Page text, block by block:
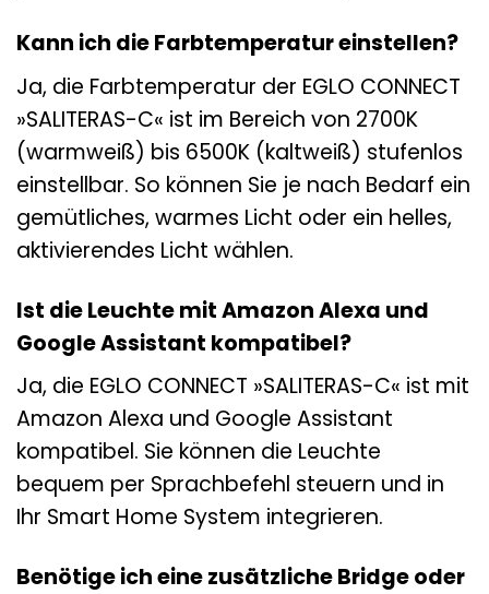
Kann ich die Farbtemperatur einstellen?
Ja, die Farbtemperatur der EGLO CONNECT
»SALITERAS-C« ist im Bereich von 2700K
(warmweiß) bis 6500K (kaltweiß) stufenlos
einstellbar. So können Sie je nach Bedarf ein
gemütliches, warmes Licht oder ein helles,
aktivierendes Licht wählen.
Ist die Leuchte mit Amazon Alexa und
Google Assistant kompatibel?
Ja, die EGLO CONNECT »SALITERAS-C« ist mit
Amazon Alexa und Google Assistant
kompatibel. Sie können die Leuchte
bequem per Sprachbefehl steuern und in
Ihr Smart Home System integrieren.
Benötige ich eine zusätzliche Bridge oder